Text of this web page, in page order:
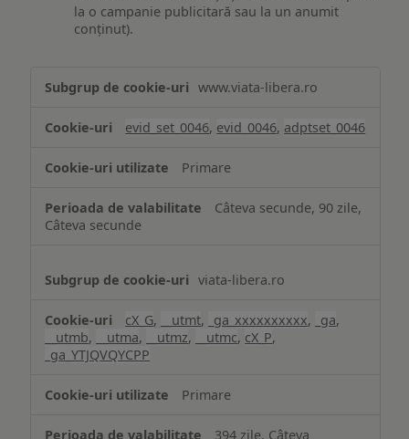
la o campanie publicitară sau la un anumit
conținut).
www.viata-libera.ro
evid_set_0046, evid_0046, adptset_0046
Primare
Câteva secunde, 90 zile,
Câteva secunde
viata-libera.ro
cX_G, __utmt, _ga_xxxxxxxxxx, _ga,
__utmb, __utma, __utmz, __utmc, cX_P,
_ga_YTJQVQYCPP
Primare
394 zile, Câteva